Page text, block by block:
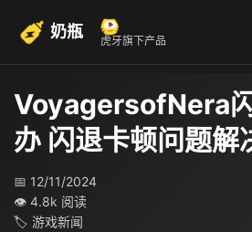
奶瓶 虎牙旗下产品
VoyagersofNera
办 闪退卡顿问题解
📅 12/11/2024
👁 4.8k 阅读
🏷 游戏新闻